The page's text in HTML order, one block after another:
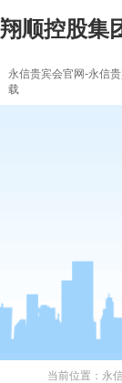
翔顺控股集
永信贵宾会官网-永信
载
当前位置： 永